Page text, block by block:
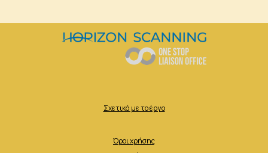
Σχετικά με το έργο
Όροι χρήσης